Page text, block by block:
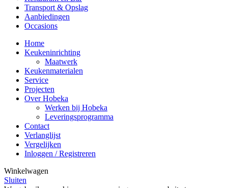
Transport & Opslag
Aanbiedingen
Occasions
Home
Keukeninrichting
Maatwerk
Keukenmaterialen
Service
Projecten
Over Hobeka
Werken bij Hobeka
Leveringsprogramma
Contact
Verlanglijst
Vergelijken
Inloggen / Registreren
Winkelwagen
Sluiten